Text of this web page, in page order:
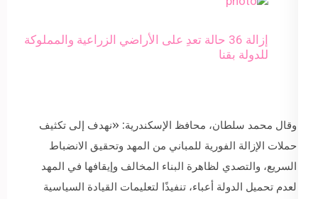
إزالة 36 حالة تعدِ على الأراضي الزراعية والمملوكة
للدولة بقنا
وقال محمد سلطان، محافظ الإسكندرية: «نهدف إلى تكثيف
حملات الإزالة الفورية للمباني من المهد وتحقيق الانضباط
السريع، والتصدي لظاهرة البناء المخالف وإيقافها في المهد
لعدم تحميل الدولة أعباء، تنفيذًا لتعليمات القيادة السياسية